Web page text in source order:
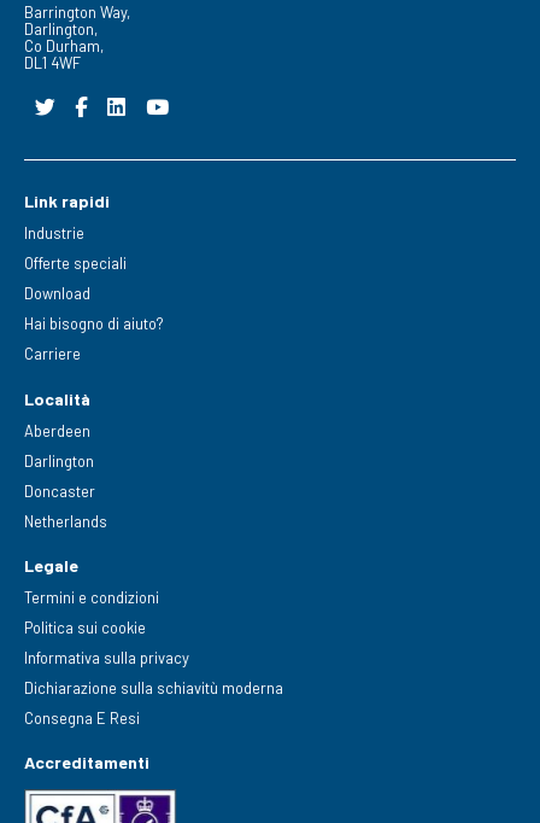
Barrington Way,
Darlington,
Co Durham,
DL1 4WF
Link rapidi
Industrie
Offerte speciali
Download
Hai bisogno di aiuto?
Carriere
Località
Aberdeen
Darlington
Doncaster
Netherlands
Legale
Termini e condizioni
Politica sui cookie
Informativa sulla privacy
Dichiarazione sulla schiavitù moderna
Consegna E Resi
Accreditamenti